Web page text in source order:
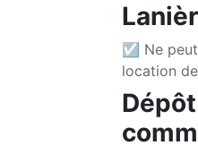
☑ Ne peut
location